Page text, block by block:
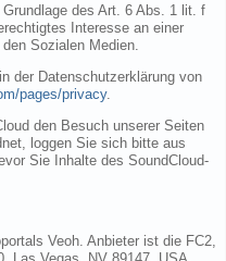
des Art. 6 Abs. 1 lit. f
Interesse an einer
Sozialen Medien.
der Datenschutzerklärung von
pages/privacy.
den Besuch unserer Seiten
loggen Sie sich bitte aus
Sie Inhalte des SoundCloud-
Veoh. Anbieter ist die FC2,